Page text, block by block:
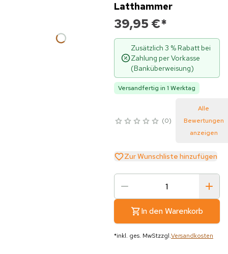
Latthammer
39,95 €*
Zusätzlich 3 % Rabatt bei
Zahlung per Vorkasse
(Banküberweisung)
Versandfertig in 1 Werktag
0
Alle
Bewertungen
anzeigen
Zur Wunschliste hinzufügen
In den Warenkorb
*inkl. ges. MwStzzgl.Versandkosten